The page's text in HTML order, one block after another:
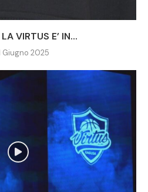
VIRTUS E’ IN...
Giugno 2025